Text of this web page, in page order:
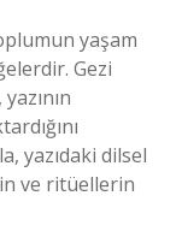
yaşam
Gezi
yazıdaki dilsel
ve ritüellerin